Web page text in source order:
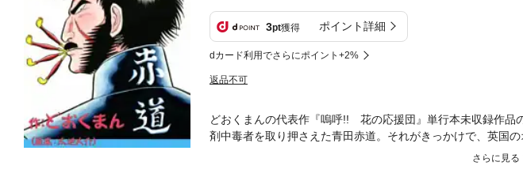
3pt獲得 ポイント詳細
dカード利用でさらにポイント+2%
返品不可
どおくまんの代表作『嗚呼!! 花の応援団』単行本未収録作品
剤中毒者を取り押さえた青田赤道。それがきっかけで、英国
内大学応援団を訪ねてくることになったのだが…!! 「美人留